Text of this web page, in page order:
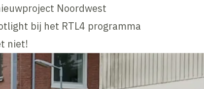
Noordwest
bij het RTL4 programma
niet!